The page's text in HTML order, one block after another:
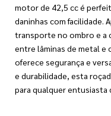
motor de 42,5 cc é
daninhas com facilidade.
transporte no ombro e a
entre lâminas de metal e
oferece segurança e
e durabilidade, esta
para qualquer entusiasta